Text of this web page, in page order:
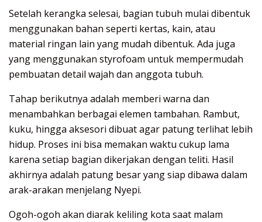
Setelah kerangka selesai, bagian tubuh mulai dibentuk
menggunakan bahan seperti kertas, kain, atau
material ringan lain yang mudah dibentuk. Ada juga
yang menggunakan styrofoam untuk mempermudah
pembuatan detail wajah dan anggota tubuh.
Tahap berikutnya adalah memberi warna dan
menambahkan berbagai elemen tambahan. Rambut,
kuku, hingga aksesori dibuat agar patung terlihat lebih
hidup. Proses ini bisa memakan waktu cukup lama
karena setiap bagian dikerjakan dengan teliti. Hasil
akhirnya adalah patung besar yang siap dibawa dalam
arak-arakan menjelang Nyepi.
Ogoh-ogoh akan diarak keliling kota saat malam